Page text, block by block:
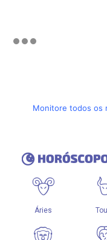
Monitore todos os